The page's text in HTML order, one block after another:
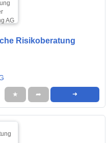
Risikoberatung
★ ➦ ➜